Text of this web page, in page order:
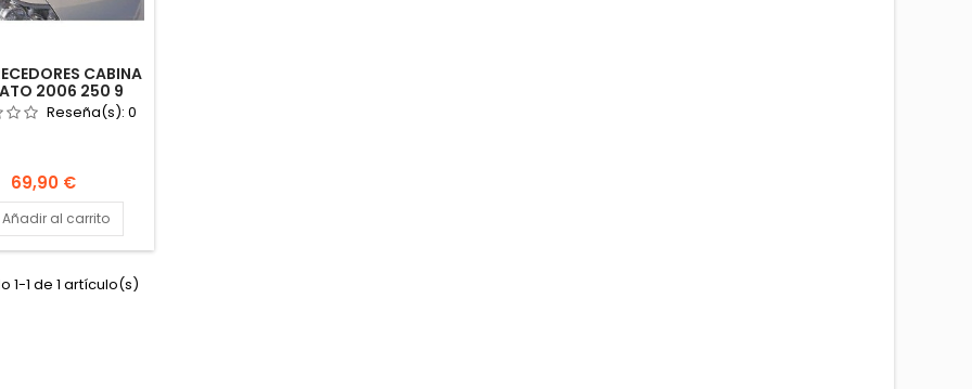
CABINA
2006 250 9
HTD AISLANTES
CAMPER
Reseña(s):0
Precio
69,90 €
Añadir al carrito
1-1 de 1 artículo(s)